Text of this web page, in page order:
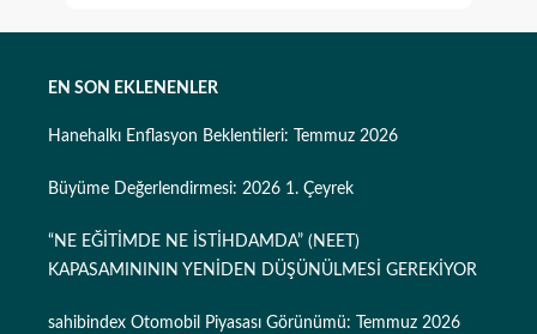
EN SON EKLENENLER
Hanehalkı Enflasyon Beklentileri: Temmuz 2026
Büyüme Değerlendirmesi: 2026 1. Çeyrek
“NE EĞİTİMDE NE İSTİHDAMDA” (NEET)
KAPASAMINININ YENİDEN DÜŞÜNÜLMESİ GEREKİYOR
sahibindex Otomobil Piyasası Görünümü: Temmuz 2026